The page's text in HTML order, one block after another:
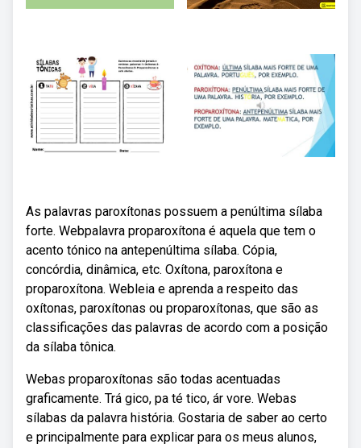
As palavras paroxítonas possuem a penúltima sílaba
forte. Webpalavra proparoxítona é aquela que tem o
acento tónico na antepenúltima sílaba. Cópia,
concórdia, dinâmica, etc. Oxítona, paroxítona e
proparoxítona. Webleia e aprenda a respeito das
oxítonas, paroxítonas ou proparoxítonas, que são as
classificações das palavras de acordo com a posição
da sílaba tônica.
Webas proparoxítonas são todas acentuadas
graficamente. Trá gico, pa té tico, ár vore. Webas
sílabas da palavra história. Gostaria de saber ao certo
e principalmente para explicar para os meus alunos,